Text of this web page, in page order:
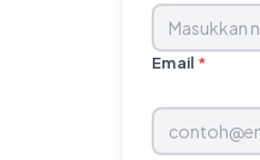
Email *